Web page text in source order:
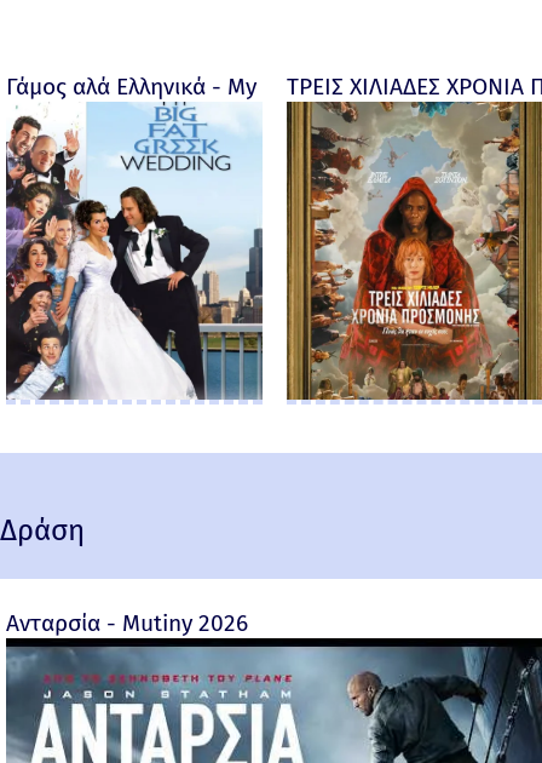
Γάμος αλά Ελληνικά - My big fat Greek wedding -
ΤΡΕΙΣ ΧΙΛΙΑΔΕΣ
Δράση
Ανταρσία - Mutiny 2026